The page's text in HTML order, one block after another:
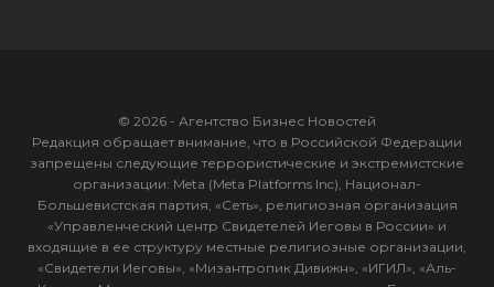
© 2026 - Агентство Бизнес Новостей
Редакция обращает внимание, что в Российской Федерации
запрещены следующие террористические и экстремистские
организации: Meta (Meta Platforms Inc), Национал-
Большевистская партия, «Сеть», религиозная организация
«Управленческий центр Свидетелей Иеговы в России» и
входящие в ее структуру местные религиозные организации,
«Свидетели Иеговы», «Мизантропик Дивижн», «ИГИЛ», «Аль-